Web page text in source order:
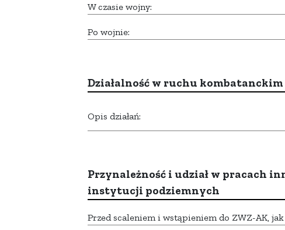
W czasie wojny:
Po wojnie:
Działalność w ruchu kombatanckim
Opis działań:
Przynależność i udział w pracach
instytucji podziemnych
Przed scaleniem i wstąpieniem do ZWZ-AK,